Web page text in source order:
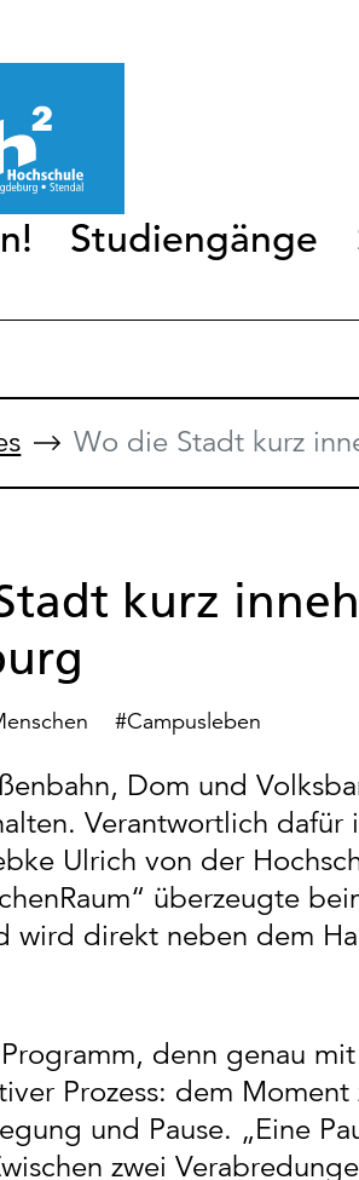
Studiengänge
Wo die Stadt kurz
kurz
#Campusleben
Dom und
Verantwortlich
Ulrich von der
überzeugte
wird direkt neben dem
denn genau
Prozess: dem Moment
und Pause. „Eine
zwei